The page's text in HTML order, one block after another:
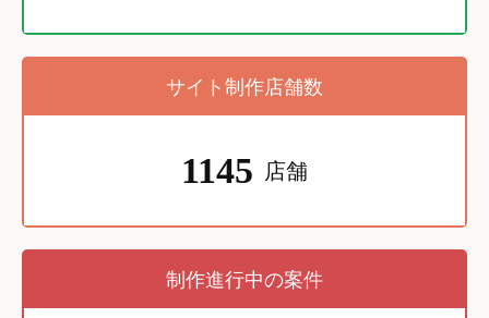
サイト制作店舗数
1145 店舗
制作進行中の案件